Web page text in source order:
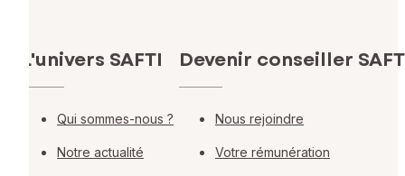
L'univers SAFTI
Qui sommes-nous ?
Notre actualité
Devenir conseiller
Nous rejoindre
Votre rémunération